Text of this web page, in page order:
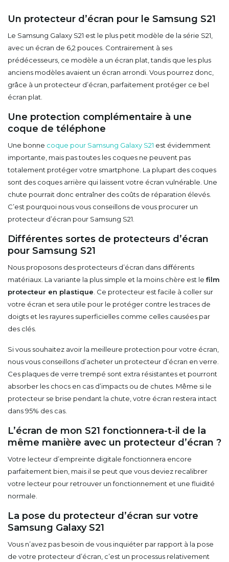
Un protecteur d’écran pour le Samsung S21
Le Samsung Galaxy S21 est le plus petit modèle de la série S21,
avec un écran de 6,2 pouces. Contrairement à ses
prédécesseurs, ce modèle a un écran plat, tandis que les plus
anciens modèles avaient un écran arrondi. Vous pourrez donc,
grâce à un protecteur d’écran, parfaitement protéger ce bel
écran plat.
Une protection complémentaire à une
coque de téléphone
Une bonne coque pour Samsung Galaxy S21 est évidemment
importante, mais pas toutes les coques ne peuvent pas
totalement protéger votre smartphone. La plupart des coques
sont des coques arrière qui laissent votre écran vulnérable. Une
chute pourrait donc entraîner des coûts de réparation élevés.
C’est pourquoi nous vous conseillons de vous procurer un
protecteur d’écran pour Samsung S21.
Différentes sortes de protecteurs d’écran
pour Samsung S21
Nous proposons des protecteurs d’écran dans différents
matériaux. La variante la plus simple et la moins chère est le film
protecteur en plastique . Ce protecteur est facile à coller sur
votre écran et sera utile pour le protéger contre les traces de
doigts et les rayures superficielles comme celles causées par
des clés.
Si vous souhaitez avoir la meilleure protection pour votre écran,
nous vous conseillons d’acheter un protecteur d’écran en verre.
Ces plaques de verre trempé sont extra résistantes et pourront
absorber les chocs en cas d’impacts ou de chutes. Même si le
protecteur se brise pendant la chute, votre écran restera intact
dans 95% des cas.
L’écran de mon S21 fonctionnera-t-il de la
même manière avec un protecteur d’écran ?
Votre lecteur d’empreinte digitale fonctionnera encore
parfaitement bien, mais il se peut que vous deviez recalibrer
votre lecteur pour retrouver un fonctionnement et une fluidité
normale.
La pose du protecteur d’écran sur votre
Samsung Galaxy S21
Vous n’avez pas besoin de vous inquiéter par rapport à la pose
de votre protecteur d’écran, c’est un processus relativement